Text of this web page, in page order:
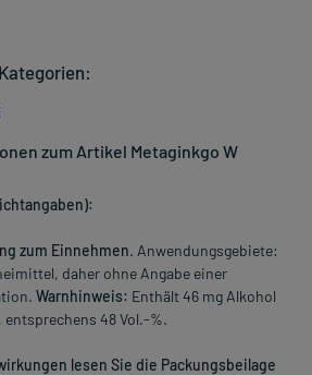
zum Artikel Metaginkgo W
zum Einnehmen. Anwendungsgebiete:
daher ohne Angabe einer
Warnhinweis: Enthält 46 mg Alkohol
48 Vol.-%.
lesen Sie die Packungsbeilage